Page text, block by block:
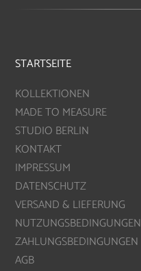
STARTSEITE
KOLLEKTIONEN
MADE TO MEASURE
STUDIO BERLIN
KONTAKT
IMPRESSUM
DATENSCHUTZ
VERSAND & LIEFERUNG
NUTZUNGSBEDINGUNGEN
ZAHLUNGSBEDINGUNGEN
AGB